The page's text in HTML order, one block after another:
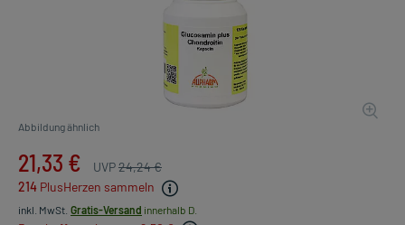
Abbildung ähnlich
21,33 € UVP24,24 €
214 PlusHerzen sammeln
inkl. MwSt. Gratis-Versand innerhalb D.